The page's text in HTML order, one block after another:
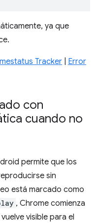
ya que
Tracker
Error
con
cuando no
permite que los
sin
está marcado como
, Chrome comienza
visible para el